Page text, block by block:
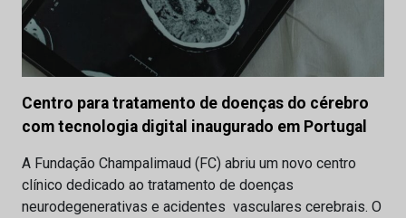
Centro para tratamento de doenças do cérebro
com tecnologia digital inaugurado em Portugal
A Fundação Champalimaud (FC) abriu um novo centro
clínico dedicado ao tratamento de doenças
neurodegenerativas e acidentes vasculares cerebrais. O